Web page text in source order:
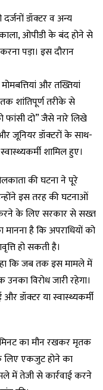
डॉक्टर व अन्य
ओपीडी के बंद होने से
पड़ा। इस दौरान
और तख्तियां
शांतिपूर्ण तरीके से
फांसी दो” जैसे नारे लिखे
जूनियर डॉक्टरों के साथ-
शामिल हुए।
की घटना ने पूरे
इस तरह की घटनाओं
करने के लिए सरकार से सख्त
है कि अपराधियों को
हो सकती है।
कि जब तक इस मामले में
विरोध जारी रहेगा।
डॉक्टर या स्वास्थ्यकर्मी
का मौन रखकर मृतक
लिए एकजुट होने का
में तेजी से कार्रवाई करने